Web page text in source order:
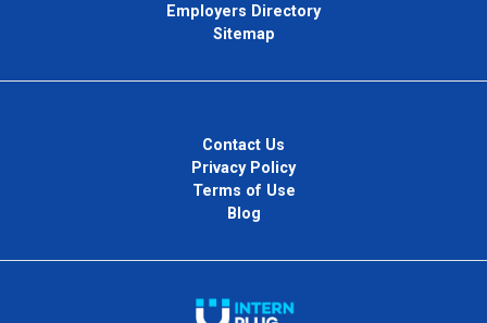
Employers Directory
Sitemap
Contact Us
Privacy Policy
Terms of Use
Blog